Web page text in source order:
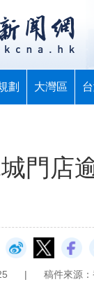
劃 大灣區
門店
| 稿件來源